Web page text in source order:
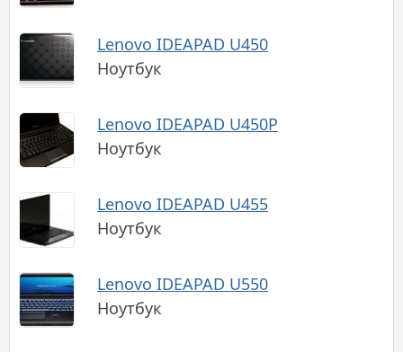
Lenovo IDEAPAD U450
Ноутбук
Lenovo IDEAPAD U450P
Ноутбук
Lenovo IDEAPAD U455
Ноутбук
Lenovo IDEAPAD U550
Ноутбук